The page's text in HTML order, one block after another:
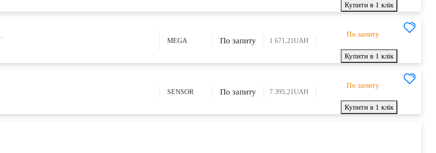
Купити в 1 клік
MEGA По запиту UAH
1 671,21
По запиту
Купити в 1 клік
SENSOR По запиту UAH
7 395,21
По запиту
Купити в 1 клік